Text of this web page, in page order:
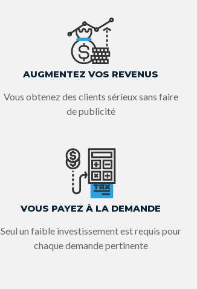
AUGMENTEZ VOS REVENUS
Vous obtenez des clients sérieux sans faire
de publicité
VOUS PAYEZ À LA DEMANDE
Seul un faible investissement est requis pour
chaque demande pertinente